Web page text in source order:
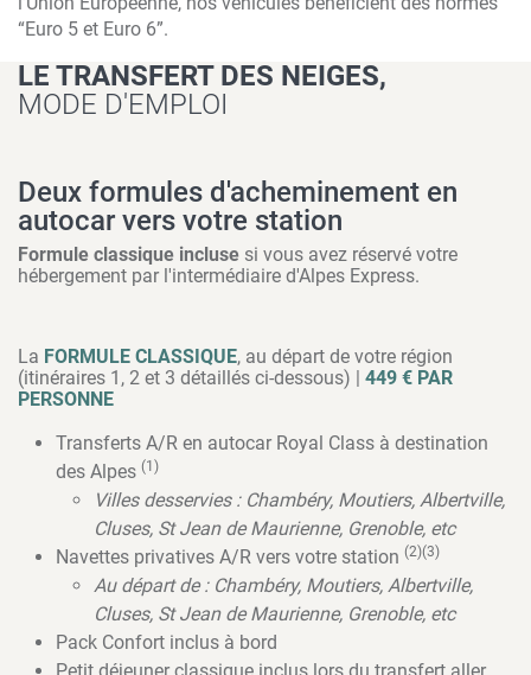
“Euro 5 et Euro 6”.
LE TRANSFERT DES NEIGES,
MODE D'EMPLOI
Deux formules d'acheminement en
autocar vers votre station
Formule classique incluse si vous avez réservé votre
hébergement par l'intermédiaire d'Alpes Express.
La FORMULE CLASSIQUE, au départ de votre région
(itinéraires 1, 2 et 3 détaillés ci-dessous) | 449 € PAR
PERSONNE
Transferts A/R en autocar Royal Class à destination
des Alpes (1)
Villes desservies : Chambéry, Moutiers, Albertville,
Cluses, St Jean de Maurienne, Grenoble, etc
Navettes privatives A/R vers votre station (2)(3)
Au départ de : Chambéry, Moutiers, Albertville,
Cluses, St Jean de Maurienne, Grenoble, etc
Pack Confort inclus à bord